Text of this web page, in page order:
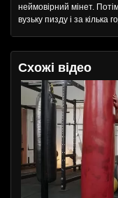
неймовірний мінет.
вузьку пизду і за кілька
Схожі відео